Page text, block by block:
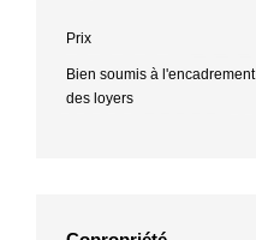
Prix
Bien soumis à l'encadrement
des loyers